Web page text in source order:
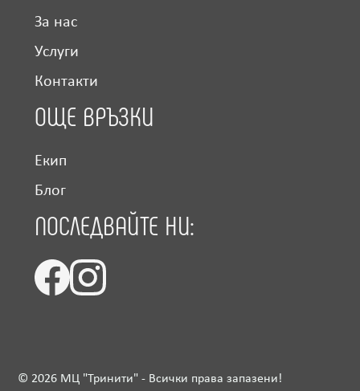
За нас
Услуги
Контакти
ОЩЕ ВРЪЗКИ
Екип
Блог
ПОСЛЕДВАЙТЕ НИ:
© 2026 МЦ "Тринити" - Всички права запазени!